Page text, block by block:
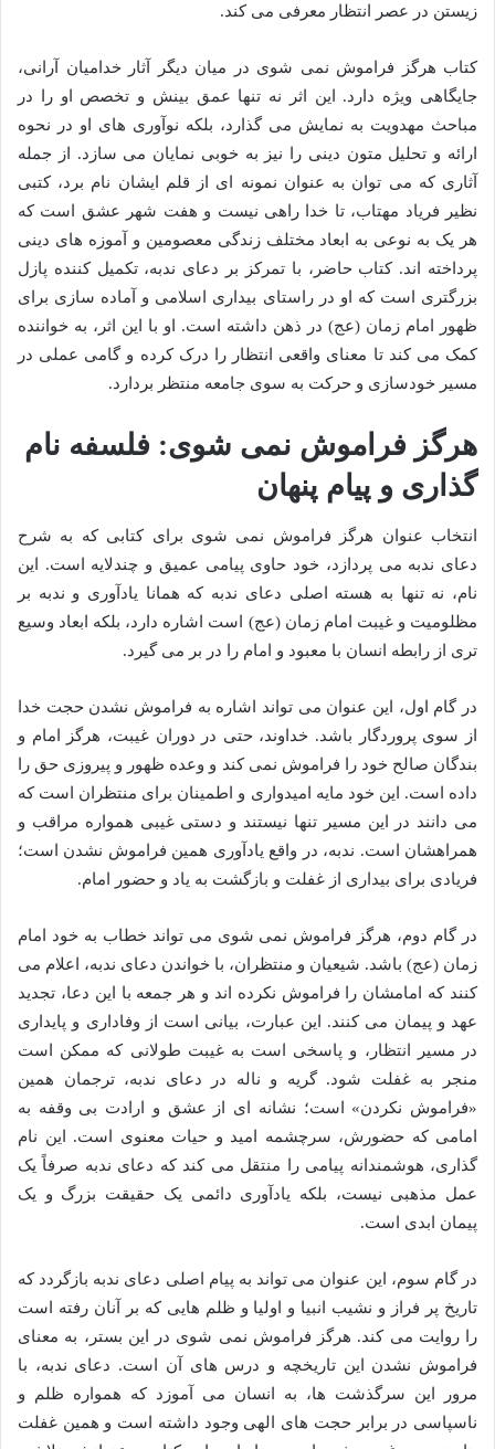
زیستن در عصر انتظار معرفی می کند.
کتاب هرگز فراموش نمی شوی در میان دیگر آثار خدامیان آرانی،
جایگاهی ویژه دارد. این اثر نه تنها عمق بینش و تخصص او را در
مباحث مهدویت به نمایش می گذارد، بلکه نوآوری های او در نحوه
ارائه و تحلیل متون دینی را نیز به خوبی نمایان می سازد. از جمله
آثاری که می توان به عنوان نمونه ای از قلم ایشان نام برد، کتبی
نظیر فریاد مهتاب، تا خدا راهی نیست و هفت شهر عشق است که
هر یک به نوعی به ابعاد مختلف زندگی معصومین و آموزه های دینی
پرداخته اند. کتاب حاضر، با تمرکز بر دعای ندبه، تکمیل کننده پازل
بزرگتری است که او در راستای بیداری اسلامی و آماده سازی برای
ظهور امام زمان (عج) در ذهن داشته است. او با این اثر، به خواننده
کمک می کند تا معنای واقعی انتظار را درک کرده و گامی عملی در
مسیر خودسازی و حرکت به سوی جامعه منتظر بردارد.
هرگز فراموش نمی شوی: فلسفه نام
گذاری و پیام پنهان
انتخاب عنوان هرگز فراموش نمی شوی برای کتابی که به شرح
دعای ندبه می پردازد، خود حاوی پیامی عمیق و چندلایه است. این
نام، نه تنها به هسته اصلی دعای ندبه که همانا یادآوری و ندبه بر
مظلومیت و غیبت امام زمان (عج) است اشاره دارد، بلکه ابعاد وسیع
تری از رابطه انسان با معبود و امام را در بر می گیرد.
در گام اول، این عنوان می تواند اشاره به فراموش نشدن حجت خدا
از سوی پروردگار باشد. خداوند، حتی در دوران غیبت، هرگز امام و
بندگان صالح خود را فراموش نمی کند و وعده ظهور و پیروزی حق را
داده است. این خود مایه امیدواری و اطمینان برای منتظران است که
می دانند در این مسیر تنها نیستند و دستی غیبی همواره مراقب و
همراهشان است. ندبه، در واقع یادآوری همین فراموش نشدن است؛
فریادی برای بیداری از غفلت و بازگشت به یاد و حضور امام.
در گام دوم، هرگز فراموش نمی شوی می تواند خطاب به خود امام
زمان (عج) باشد. شیعیان و منتظران، با خواندن دعای ندبه، اعلام می
کنند که امامشان را فراموش نکرده اند و هر جمعه با این دعا، تجدید
عهد و پیمان می کنند. این عبارت، بیانی است از وفاداری و پایداری
در مسیر انتظار، و پاسخی است به غیبت طولانی که ممکن است
منجر به غفلت شود. گریه و ناله در دعای ندبه، ترجمان همین
«فراموش نکردن» است؛ نشانه ای از عشق و ارادت بی وقفه به
امامی که حضورش، سرچشمه امید و حیات معنوی است. این نام
گذاری، هوشمندانه پیامی را منتقل می کند که دعای ندبه صرفاً یک
عمل مذهبی نیست، بلکه یادآوری دائمی یک حقیقت بزرگ و یک
پیمان ابدی است.
در گام سوم، این عنوان می تواند به پیام اصلی دعای ندبه بازگردد که
تاریخ پر فراز و نشیب انبیا و اولیا و ظلم هایی که بر آنان رفته است
را روایت می کند. هرگز فراموش نمی شوی در این بستر، به معنای
فراموش نشدن این تاریخچه و درس های آن است. دعای ندبه، با
مرور این سرگذشت ها، به انسان می آموزد که همواره ظلم و
ناسپاسی در برابر حجت های الهی وجود داشته است و همین غفلت